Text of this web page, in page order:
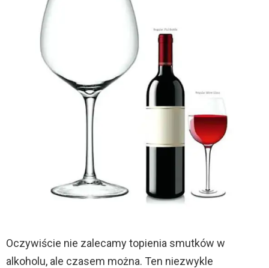
Oczywiście nie zalecamy topienia smutków w
alkoholu, ale czasem można. Ten niezwykle